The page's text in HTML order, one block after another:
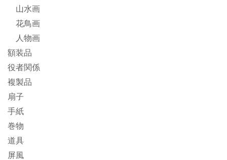
山水画
花鳥画
人物画
額装品
役者関係
複製品
扇子
手紙
巻物
道具
屏風